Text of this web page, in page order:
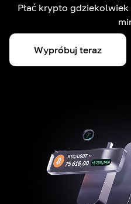
Płać krypto
Wypróbuj teraz